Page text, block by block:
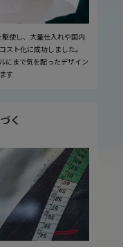
使し、大量仕入れや国内
スト化に成功しました。
にまで気を配ったデザイン
す
く